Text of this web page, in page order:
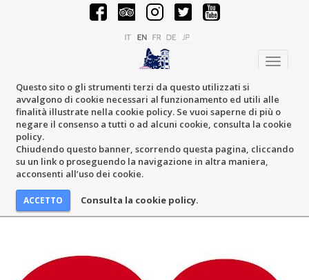
Questo sito o gli strumenti terzi da questo utilizzati si
avvalgono di cookie necessari al funzionamento ed utili alle
finalità illustrate nella cookie policy. Se vuoi saperne di più o
negare il consenso a tutti o ad alcuni cookie, consulta la cookie
policy.
Chiudendo questo banner, scorrendo questa pagina, cliccando
su un link o proseguendo la navigazione in altra maniera,
acconsenti all’uso dei cookie.
Consulta la cookie policy.
Toggle